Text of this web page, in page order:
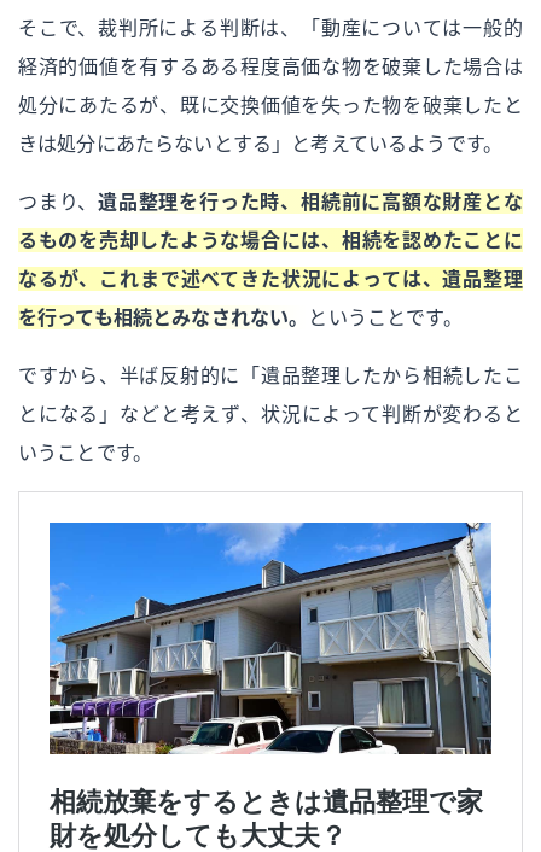
そこで、裁判所による判断は、
動産については一般的
経済的価値を有するある程度高価な物を破棄した場合は
処分にあたるが、既に交換価値を失った物を破棄したと
きは処分にあたらないとする
と考えているようです。
つまり、遺品整理を行った時、相続前に高額な財産とな
るものを売却したような場合には、相続を認めたことに
なるが、これまで述べてきた状況によっては、遺品整理
を行っても相続とみなされない。
ということです。
ですから、半ば反射的に「遺品整理したから相続したこ
とになる」などと考えず、状況によって判断が変わると
いうことです。